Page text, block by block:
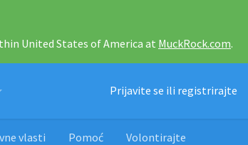
United States of America at MuckRock.com.
pravo znati Prijavite se ili registrirajte
vlasti Pomoć Volontirajte